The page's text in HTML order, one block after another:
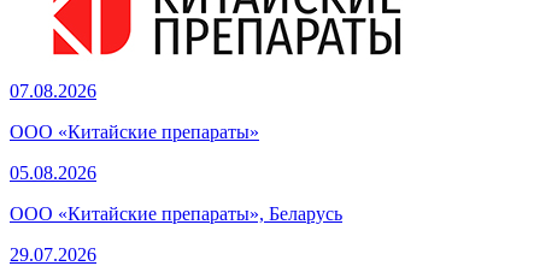
07.08.2026
ООО «Китайские препараты»
05.08.2026
ООО «Китайские препараты», Беларусь
29.07.2026